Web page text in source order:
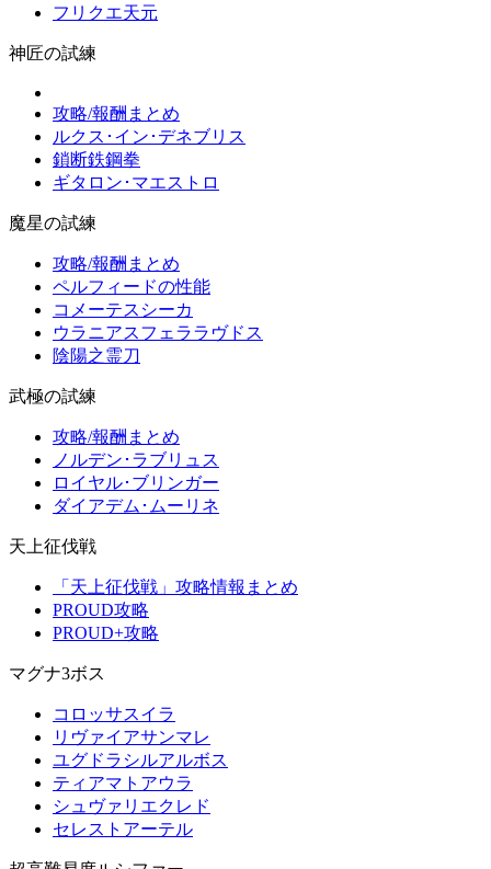
フリクエ天元
神匠の試練
攻略/報酬まとめ
ルクス･イン･デネブリス
鎖断鉄鋼拳
ギタロン･マエストロ
魔星の試練
攻略/報酬まとめ
ペルフィードの性能
コメーテスシーカ
ウラニアスフェララヴドス
陰陽之霊刀
武極の試練
攻略/報酬まとめ
ノルデン･ラブリュス
ロイヤル･ブリンガー
ダイアデム･ムーリネ
天上征伐戦
「天上征伐戦」攻略情報まとめ
PROUD攻略
PROUD+攻略
マグナ3ボス
コロッサスイラ
リヴァイアサンマレ
ユグドラシルアルボス
ティアマトアウラ
シュヴァリエクレド
セレストアーテル